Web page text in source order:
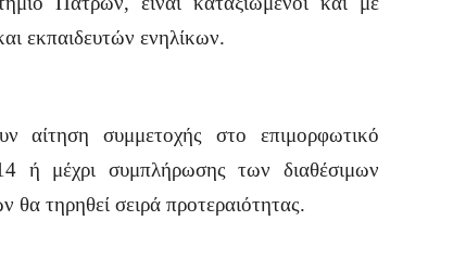
εκπαιδευτών ενηλίκων.
αίτηση συμμετοχής στο επιμορφωτικό
ή μέχρι συμπλήρωσης των διαθέσιμων
τηρηθεί σειρά προτεραιότητας.